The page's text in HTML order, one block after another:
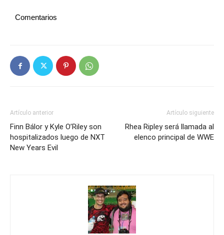
Comentarios
Artículo anterior
Finn Bálor y Kyle O’Riley son
hospitalizados luego de NXT
New Years Evil
Artículo siguiente
Rhea Ripley será llamada al
elenco principal de WWE